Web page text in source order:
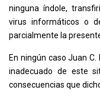
ninguna índole,
virus informáticos o
parcialmente la
En ningún casoJuan C.
inadecuado de este
consecuencias que